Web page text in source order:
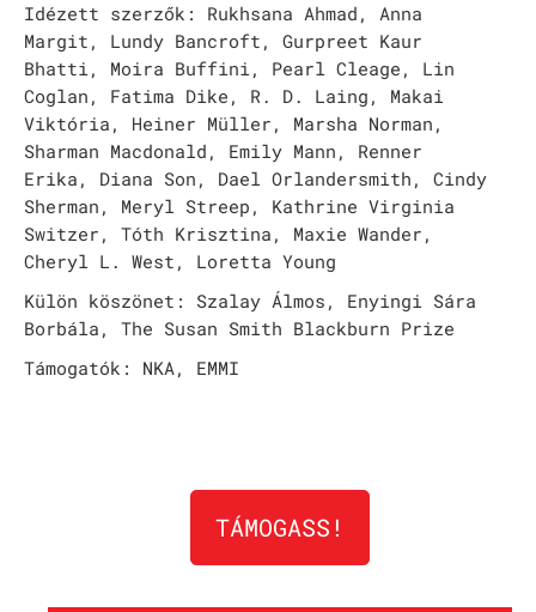
Idézett szerzők: Rukhsana Ahmad, Anna
Margit, Lundy Bancroft, Gurpreet Kaur
Bhatti, Moira Buffini, Pearl Cleage, Lin
Coglan, Fatima Dike, R. D. Laing, Makai
Viktória, Heiner Müller, Marsha Norman,
Sharman Macdonald, Emily Mann, Renner
Erika, Diana Son, Dael Orlandersmith, Cindy
Sherman, Meryl Streep, Kathrine Virginia
Switzer, Tóth Krisztina, Maxie Wander,
Cheryl L. West, Loretta Young
Külön köszönet: Szalay Álmos, Enyingi Sára
Borbála, The Susan Smith Blackburn Prize
Támogatók: NKA, EMMI
TÁMOGASS!